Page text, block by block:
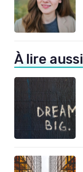
À lire aussi